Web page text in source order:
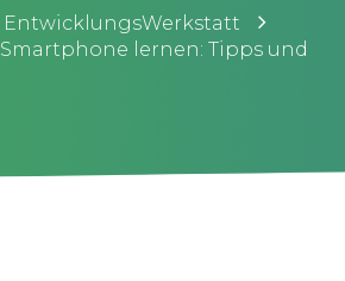
lernen: Tipps und